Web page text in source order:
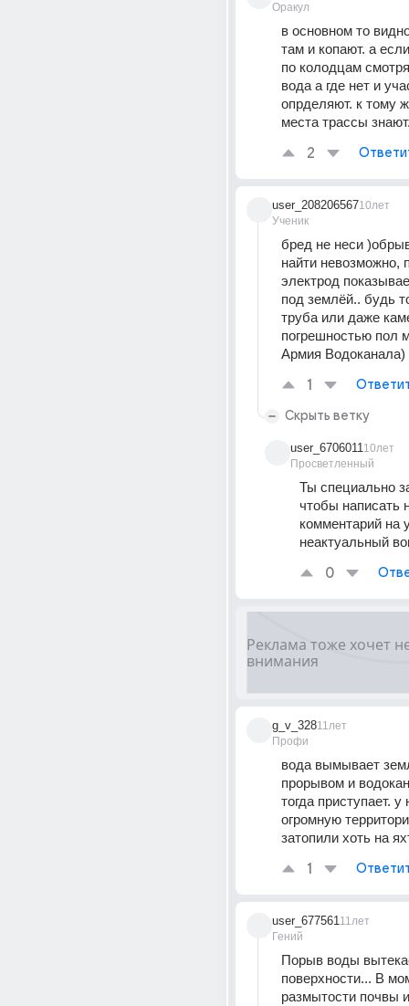
Оракул
в основном то
там и копают. а
по колодцам
вода а где нет и
опрделяют. к тому
места трассы
2
user_208206567
Ученик
10лет
бред не неси
найти невозможно,
электрод
под землёй.. будь
труба или даже
погрешностью пол
Армия Водоканала)
1
Скрыть ветку
user_6706011
Просветленный
10лет
Ты специально
чтобы написать
комментарий на
неактуальный
0
g_v_328
Профи
11лет
вода вымывает
прорывом и
тогда приступает. у
огромную
затопили хоть на
1
user_677561
Гений
11лет
Порыв воды
поверхности... В
размытости почвы